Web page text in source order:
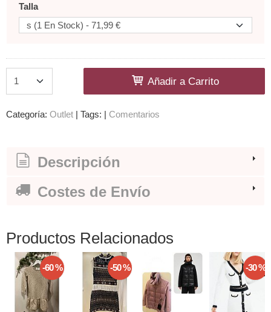
Talla
Añadir a Carrito
Categoría: Outlet | Tags: | Comentarios
Descripción
Costes de Envío
Productos Relacionados
-60 % -50 % -30 %